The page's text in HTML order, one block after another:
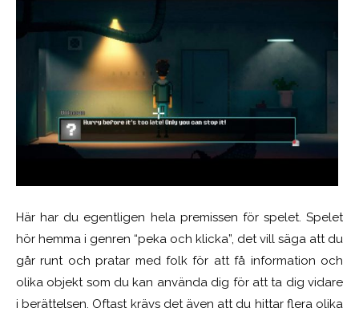
Här har du egentligen hela premissen för spelet. Spelet
hör hemma i genren “peka och klicka”, det vill säga att du
går runt och pratar med folk för att få information och
olika objekt som du kan använda dig för att ta dig vidare
i berättelsen. Oftast krävs det även att du hittar flera olika